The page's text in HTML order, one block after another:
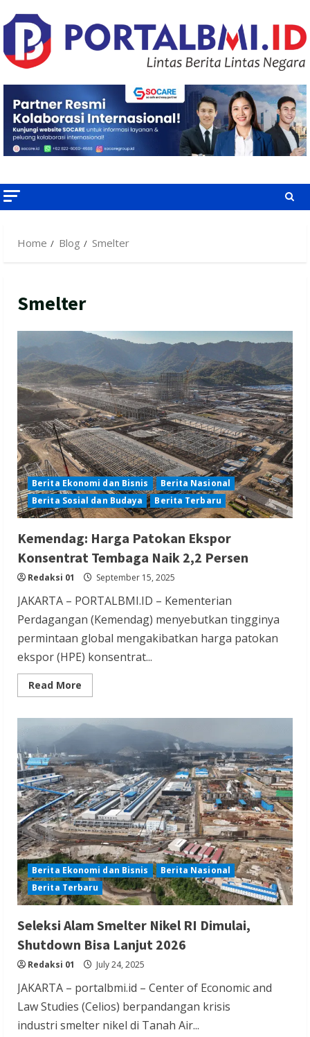
to
content
Home Blog Smelter
Smelter
Berita Ekonomi dan Bisnis
Berita Nasional
Berita Sosial dan Budaya
Berita Terbaru
Kemendag: Harga Patokan Ekspor
Konsentrat Tembaga Naik 2,2 Persen
Redaksi 01 September 15, 2025
JAKARTA – PORTALBMI.ID – Kementerian
Perdagangan (Kemendag) menyebutkan tingginya
permintaan global mengakibatkan harga patokan
ekspor (HPE) konsentrat...
Read More
more
Harga
Patokan
Konsentrat
Tembaga
Naik
2,2
Persen
Berita Ekonomi dan Bisnis
Berita Nasional
Berita Terbaru
Seleksi Alam Smelter Nikel RI Dimulai,
Shutdown Bisa Lanjut 2026
Redaksi 01 July 24, 2025
JAKARTA – portalbmi.id – Center of Economic and
Law Studies (Celios) berpandangan krisis
industri smelter nikel di Tanah Air...